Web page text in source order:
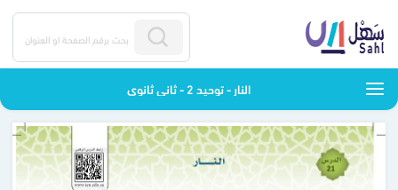
النار - توحيد 2 - ثاني ثانوي